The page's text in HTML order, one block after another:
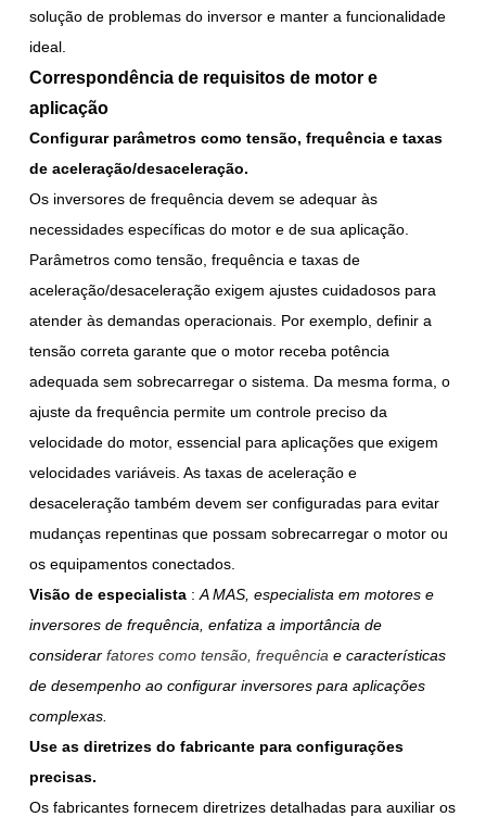
solução de problemas do inversor e manter a funcionalidade
ideal.
Correspondência de requisitos de motor e
aplicação
Configurar parâmetros como tensão, frequência e taxas
de aceleração/desaceleração.
Os inversores de frequência devem se adequar às
necessidades específicas do motor e de sua aplicação.
Parâmetros como tensão, frequência e taxas de
aceleração/desaceleração exigem ajustes cuidadosos para
atender às demandas operacionais. Por exemplo, definir a
tensão correta garante que o motor receba potência
adequada sem sobrecarregar o sistema. Da mesma forma, o
ajuste da frequência permite um controle preciso da
velocidade do motor, essencial para aplicações que exigem
velocidades variáveis. As taxas de aceleração e
desaceleração também devem ser configuradas para evitar
mudanças repentinas que possam sobrecarregar o motor ou
os equipamentos conectados.
Visão de especialista :A MAS, especialista em motores e
inversores de frequência, enfatiza a importância de
considerar fatores como tensão, frequência e características
de desempenho ao configurar inversores para aplicações
complexas.
Use as diretrizes do fabricante para configurações
precisas.
Os fabricantes fornecem diretrizes detalhadas para auxiliar os